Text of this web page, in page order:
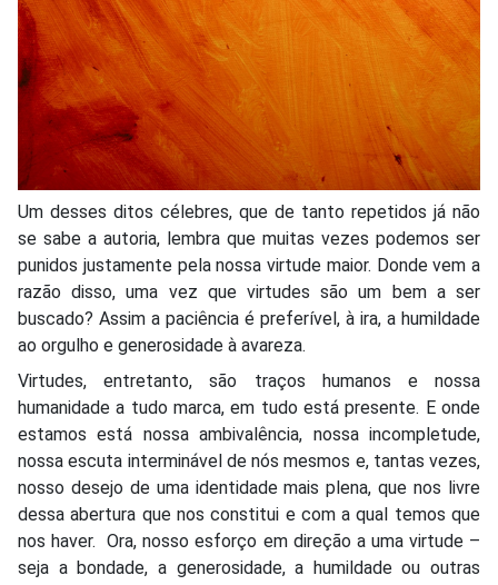
Um desses ditos célebres, que de tanto repetidos já não
se sabe a autoria, lembra que muitas vezes podemos ser
punidos justamente pela nossa virtude maior. Donde vem a
razão disso, uma vez que virtudes são um bem a ser
buscado? Assim a paciência é preferível, à ira, a humildade
ao orgulho e generosidade à avareza.
Virtudes, entretanto, são traços humanos e nossa
humanidade a tudo marca, em tudo está presente. E onde
estamos está nossa ambivalência, nossa incompletude,
nossa escuta interminável de nós mesmos e, tantas vezes,
nosso desejo de uma identidade mais plena, que nos livre
dessa abertura que nos constitui e com a qual temos que
nos haver. Ora, nosso esforço em direção a uma virtude –
seja a bondade, a generosidade, a humildade ou outras